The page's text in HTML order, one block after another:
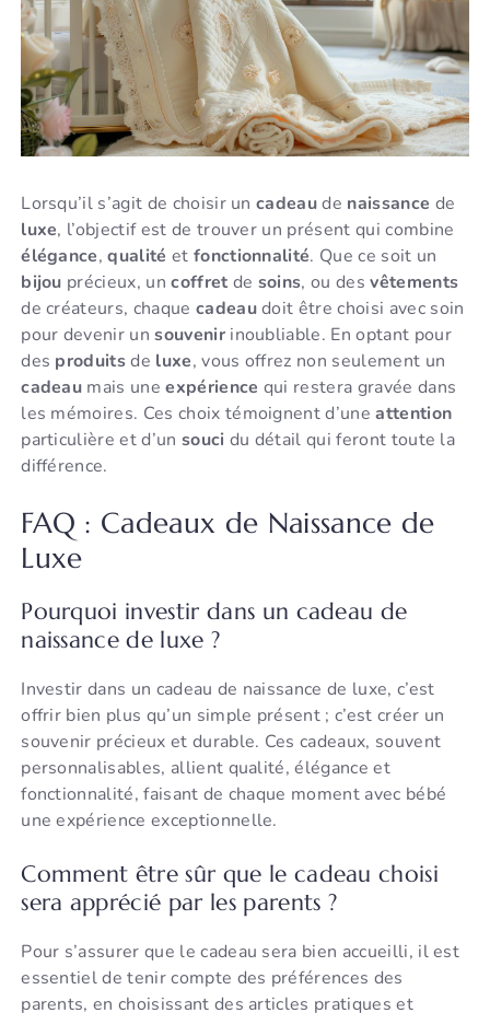
Lorsqu’il s’agit de choisir uncadeaude naissance de
luxe, l’objectif est de trouver un présent qui combine
élégance,qualité et fonctionnalité. Que ce soit un
bijou précieux, uncoffret de soins, ou desvêtements
de créateurs, chaque cadeaudoit être choisi avec soin
pour devenir unsouvenirinoubliable. En optant pour
des produitsde luxe, vous offrez non seulement un
cadeau mais uneexpérience qui restera gravée dans
les mémoires. Ces choix témoignent d’uneattention
particulière et d’un souci du détail qui feront toute la
différence.
FAQ : Cadeaux de Naissance de
Luxe
Pourquoi investir dans un cadeau de
naissance de luxe ?
Investir dans un cadeau de naissance de luxe, c’est
offrir bien plus qu’un simple présent ; c’est créer un
souvenir précieux et durable. Ces cadeaux, souvent
personnalisables, allient qualité, élégance et
fonctionnalité, faisant de chaque moment avec bébé
une expérience exceptionnelle.
Comment être sûr que le cadeau choisi
sera apprécié par les parents ?
Pour s’assurer que le cadeau sera bien accueilli, il est
essentiel de tenir compte des préférences des
parents, en choisissant des articles pratiques et